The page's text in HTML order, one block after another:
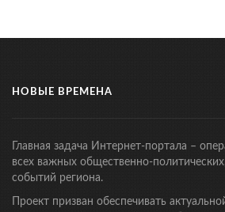
НОВЫЕ ВРЕМЕНА
Главная задача Интернет-портала –
всех важных общественно-
событий региона.
Проект призван обеспечивать